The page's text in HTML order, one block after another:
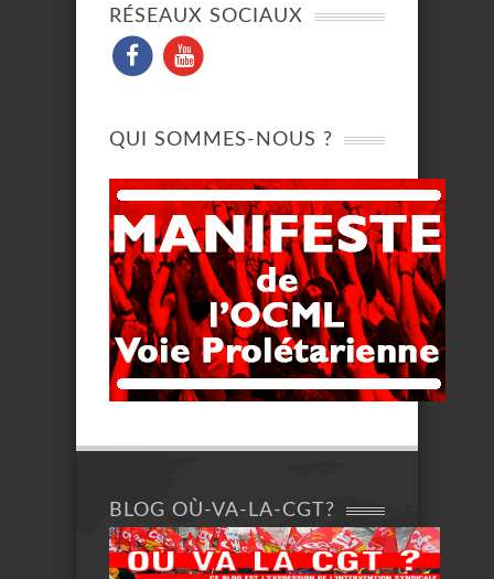
RÉSEAUX SOCIAUX
QUI SOMMES-NOUS ?
BLOG OÙ-VA-LA-CGT?